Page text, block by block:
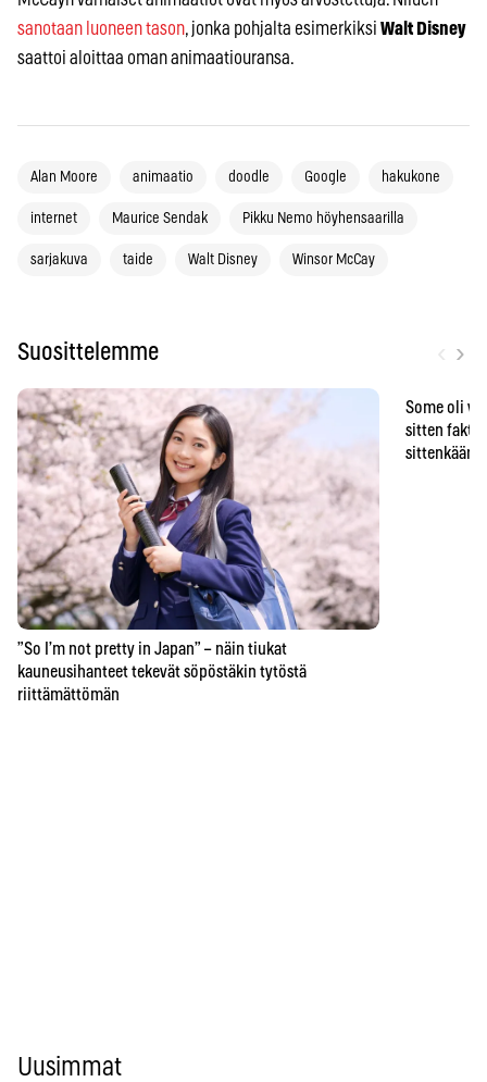
sanotaan luoneen tason, jonka pohjalta esimerkiksi Walt Disney
saattoi aloittaa oman animaatiouransa.
Alan Moore animaatio doodle Google hakukone
internet Maurice Sendak Pikku Nemo höyhensaarilla
sarjakuva taide Walt Disney Winsor McCay
Suosittelemme ›
”So I’m not pretty in Japan” – näin tiukat
kauneusihanteet tekevät söpöstäkin tytöstä
riittämättömän
Some oli
sitten
sittenkään
Uusimmat